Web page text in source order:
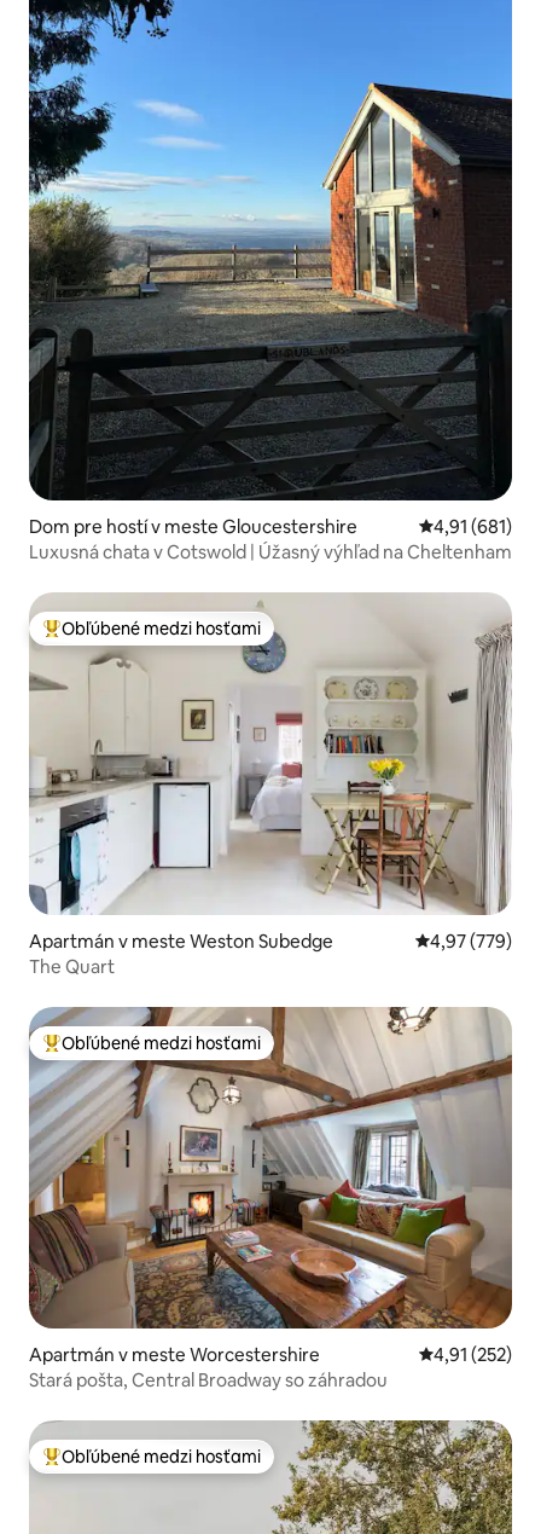
Dom pre hostí v meste Gloucestershire Priemerné
4,91 (681)
Luxusná chata v Cotswold | Úžasný výhľad na Cheltenham
Najobľúbenejšie medzi hosťami
Obľúbené medzi hosťami
Apartmán v meste Weston Subedge Priemerné
4,97 (779)
The Quart
Najobľúbenejšie medzi hosťami
Obľúbené medzi hosťami
Apartmán v meste Worcestershire Priemerné
4,91 (252)
Stará pošta, Central Broadway so záhradou
Najobľúbenejšie medzi hosťami
Obľúbené medzi hosťami